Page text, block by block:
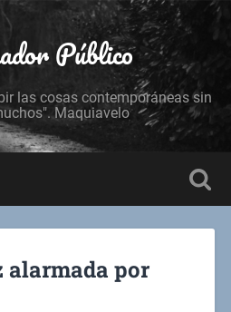
Público
las cosas contemporáneas sin
Maquiavelo
alarmada por